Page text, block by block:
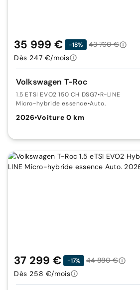
Volkswagen T-Roc
1.5 ETSI EVO2 150 CH DSG7•R-LINE
Micro-hybride essence•Auto.
2026•Voiture 0 km
35 999 € -18%
43 760 €
Dès 247 €/mois
37 299 € -17%
44 880 €
Dès 258 €/mois